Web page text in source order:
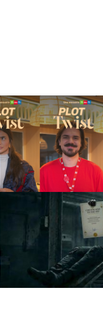
PLOT TWIST
PUBLICIS